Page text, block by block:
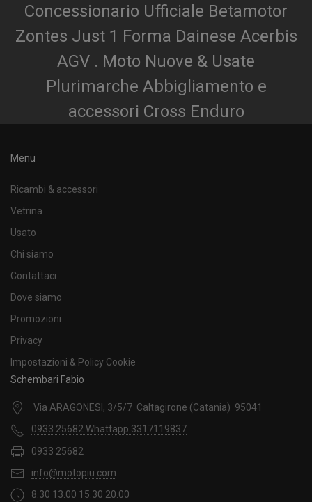
Concessionario Ufficiale Betamotor
Zontes Just 1 Forma Dainese Acerbis
AGV . Moto Nuove & Usate
Plurimarche Abbigliamento e
accessori Cross Enduro
Menu
Ricambi & accessori
Vetrina
Usato
Chi siamo
Contattaci
Dove siamo
Promozioni
Privacy
Impostazioni & Policy Cookie
Schembari Fabio
Via ARAGONESI, 3/5/7 Caltagirone (Catania) 95041
0933 25682 Whattapp 3317119837
0933 25682
info@motopiu.com
8.30 13.00 15.30 20.00